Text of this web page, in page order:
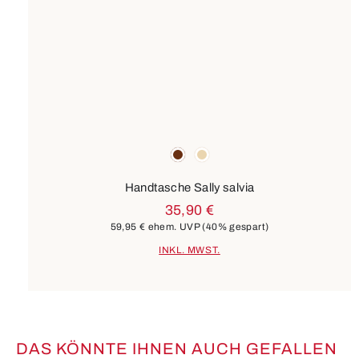
braunbeige
Handtasche Sally salvia
35,90 €
59,95 € ehem. UVP(40% gespart)
INKL. MWST.
Produktgalerie überspringen
DAS KÖNNTE IHNEN AUCH GEFALLEN